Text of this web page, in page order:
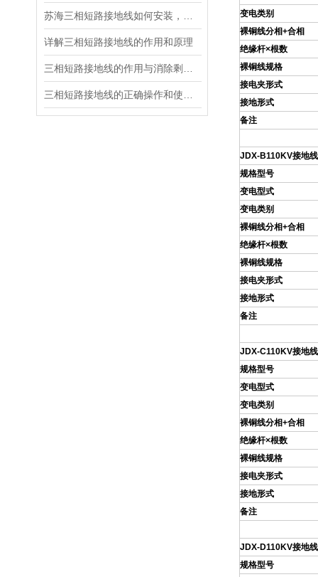
详解三相短路接地线的作用和原理
变电类别
裸铜线分相+合相
绝缘杆×根数
裸铜线规格
接电夹形式
接地形式
备注
JDX-B110KV接地线
规格型号
变电型式
变电类别
裸铜线分相+合相
绝缘杆×根数
裸铜线规格
接电夹形式
接地形式
备注
JDX-C110KV接地线
规格型号
变电型式
变电类别
裸铜线分相+合相
绝缘杆×根数
裸铜线规格
接电夹形式
接地形式
备注
JDX-D110KV接地线
规格型号